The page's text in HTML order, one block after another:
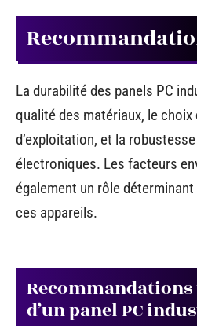
La durabilité des panels PC
qualité des matériaux, le choix
d’exploitation, et la
électroniques. Les facteurs
également un rôle
ces appareils.
d’un panel PC